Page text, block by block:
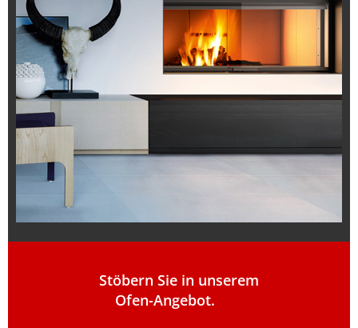
Stöbern Sie in unserem
Ofen-Angebot.